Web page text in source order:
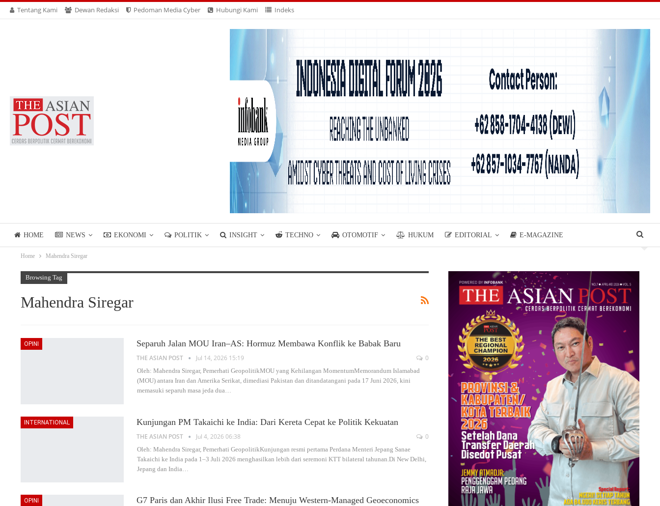
Tentang Kami Dewan Redaksi Pedoman Media Cyber Hubungi Kami Indeks
HOME NEWS EKONOMI POLITIK INSIGHT TECHNO OTOMOTIF HUKUM EDITORIAL E-MAGAZINE
LIFESTYLE
Home Mahendra Siregar
Browsing Tag
Mahendra Siregar
OPINI Separuh Jalan MOU Iran–AS: Hormuz Membawa Konflik ke Babak Baru
THE ASIAN POST Jul 14, 2026 15:19 0
Oleh: Mahendra Siregar, Pemerhati GeopolitikMOU yang Kehilangan MomentumMemorandum Islamabad
(MOU) antara Iran dan Amerika Serikat, dimediasi Pakistan dan ditandatangani pada 17 Juni 2026, kini
memasuki separuh masa jeda dua…
INTERNATIONAL Kunjungan PM Takaichi ke India: Dari Kereta Cepat ke Politik Kekuatan
THE ASIAN POST Jul 4, 2026 06:38 0
Oleh: Mahendra Siregar, Pemerhati GeopolitikKunjungan resmi pertama Perdana Menteri Jepang Sanae
Takaichi ke India pada 1–3 Juli 2026 menghasilkan lebih dari seremoni KTT bilateral tahunan.Di New Delhi,
Jepang dan India
OPINI G7 Paris dan Akhir Ilusi Free Trade: Menuju Western-Managed Geoeconomics